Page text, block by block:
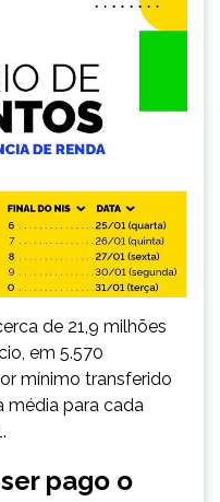
de 21,9 milhões
em 5.570
mínimo transferido
média para cada
pago o